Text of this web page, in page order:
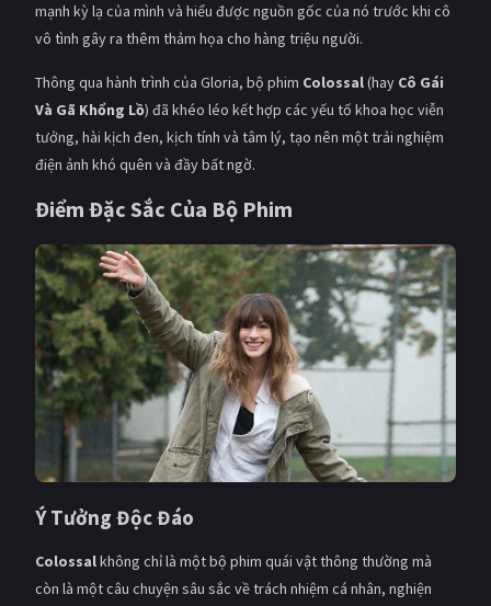
mạnh kỳ lạ của mình và hiểu được nguồn gốc của nó trước khi cô
vô tình gây ra thêm thảm họa cho hàng triệu người.
Thông qua hành trình của Gloria, bộ phim Colossal(hay Cô Gái
Và Gã Khổng Lồ) đã khéo léo kết hợp các yếu tố khoa học viễn
tưởng, hài kịch đen, kịch tính và tâm lý, tạo nên một trải nghiệm
điện ảnh khó quên và đầy bất ngờ.
Điểm Đặc Sắc Của Bộ Phim
Ý Tưởng Độc Đáo
Colossalkhông chỉ là một bộ phim quái vật thông thường mà
còn là một câu chuyện sâu sắc về trách nhiệm cá nhân, nghiện